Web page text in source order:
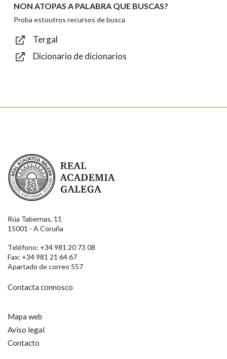
Texto de verificación
NON ATOPAS A PALABRA QUE BUSCAS?
Proba estoutros recursos de busca
Tergal
Dicionario de dicionarios
Real Academia Galega
Rúa Tabernas, 11
15001 - A Coruña
Teléfono: +34 981 20 73 08
Fax: +34 981 21 64 67
Apartado de correo 557
Contacta connosco
Mapa web
Aviso legal
Contacto